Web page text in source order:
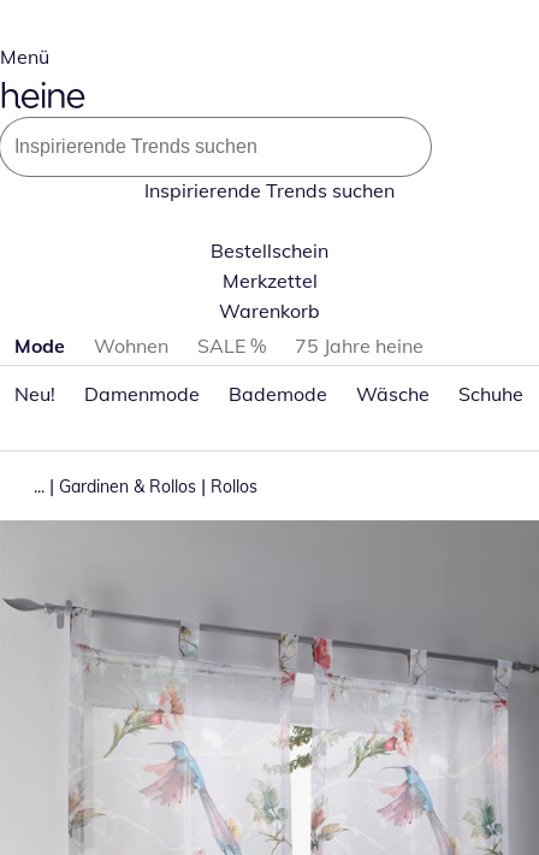
Menü
Inspirierende Trends suchen
Bestellschein
Merkzettel
Warenkorb
Produktkategorien überspringen
Mode Wohnen SALE %
75 Jahre heine
Neu!
Damenmode Bademode Wäsche Schuhe
... | Gardinen & Rollos | Rollos